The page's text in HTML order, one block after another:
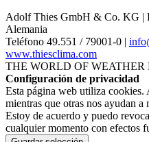
Adolf Thies GmbH & Co. KG |
Alemania
Teléfono 49.551 /­ 79001-0 |
www.thiesclima.com
THE WORLD OF WEATHER
Configuración de privacidad
Esta página web utiliza cookies.
mientras que otras nos ayudan
Estoy de acuerdo y puedo
cualquier momento con efectos